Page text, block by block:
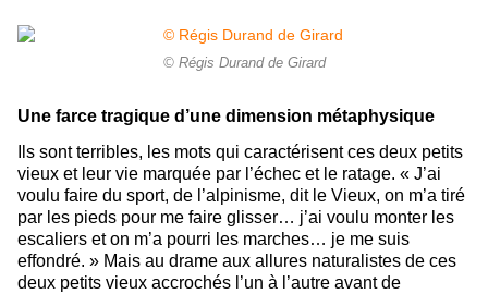
© Régis Durand de Girard
Une farce tragique d’une dimension métaphysique
Ils sont terribles, les mots qui caractérisent ces deux petits
vieux et leur vie marquée par l’échec et le ratage. « J’ai
voulu faire du sport, de l’alpinisme, dit le Vieux, on m’a tiré
par les pieds pour me faire glisser… j’ai voulu monter les
escaliers et on m’a pourri les marches… je me suis
effondré. » Mais au drame aux allures naturalistes de ces
deux petits vieux accrochés l’un à l’autre avant de